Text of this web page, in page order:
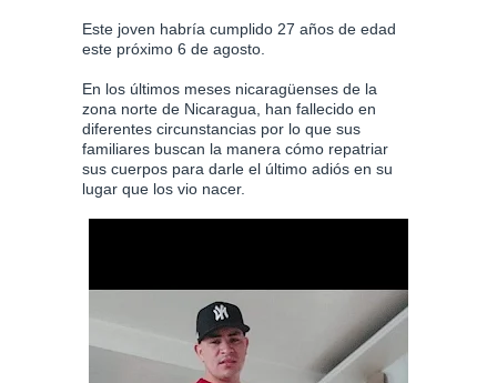
Este joven habría cumplido 27 años de edad
este próximo 6 de agosto.
En los últimos meses nicaragüenses de la
zona norte de Nicaragua, han fallecido en
diferentes circunstancias por lo que sus
familiares buscan la manera cómo repatriar
sus cuerpos para darle el último adiós en su
lugar que los vio nacer.